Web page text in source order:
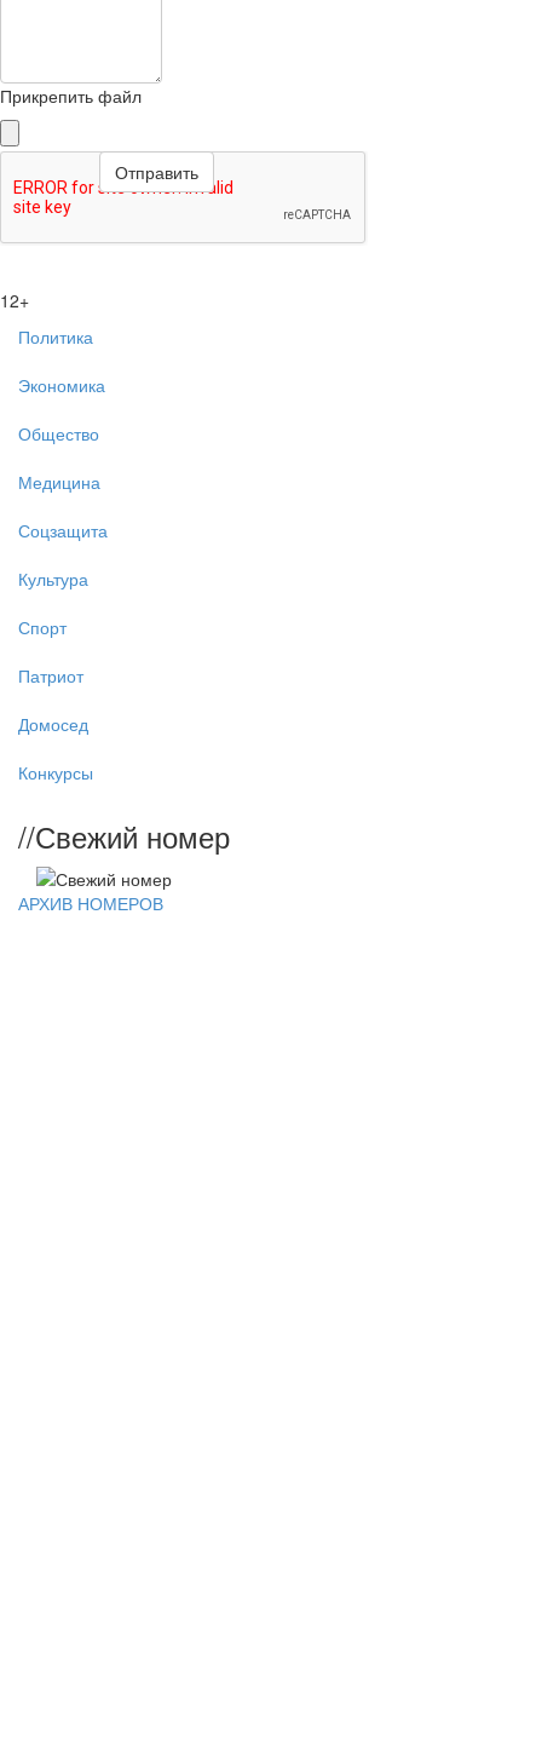
Прикрепить файл
12+
Политика
Экономика
Общество
Медицина
Соцзащита
Культура
Спорт
Патриот
Домосед
Конкурсы
//Свежий номер
АРХИВ НОМЕРОВ